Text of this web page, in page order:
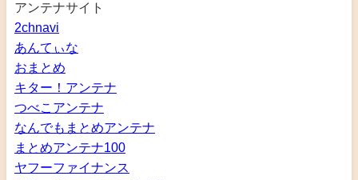
アンテナサイト
2chnavi
あんてぃな
おまとめ
キター！アンテナ
つべこアンテナ
なんでもまとめアンテナ
まとめアンテナ100
ヤフーファイナンス